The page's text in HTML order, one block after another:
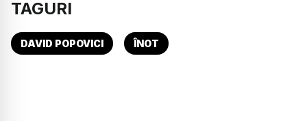
TAGURI
DAVID POPOVICI ÎNOT